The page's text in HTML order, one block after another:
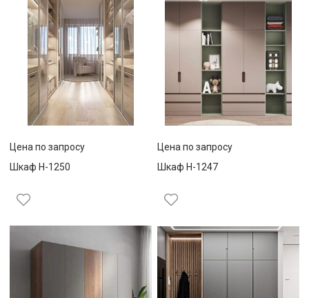
Цена по запросу
Шкаф Н-1250
Цена по запросу
Шкаф Н-1247